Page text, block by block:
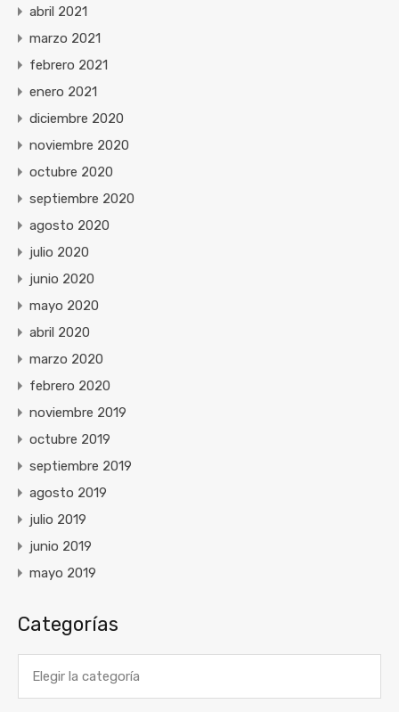
abril 2021
marzo 2021
febrero 2021
enero 2021
diciembre 2020
noviembre 2020
octubre 2020
septiembre 2020
agosto 2020
julio 2020
junio 2020
mayo 2020
abril 2020
marzo 2020
febrero 2020
noviembre 2019
octubre 2019
septiembre 2019
agosto 2019
julio 2019
junio 2019
mayo 2019
Categorías